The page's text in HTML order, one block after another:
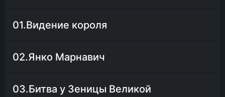
01.Видение короля
02.Янко Марнавич
03.Битва у Зеницы Великой